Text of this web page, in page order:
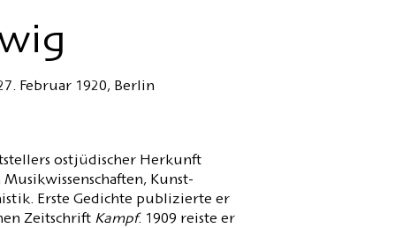
Februar 1920, Berlin
ostjüdischer Herkunft
Kunst-
Erste Gedichte publizierte er
Zeitschrift Kampf. 1909 reiste er